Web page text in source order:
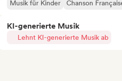
Musik für Kinder Chanson
KI-generierte Musik
Lehnt KI-generierte Musik ab